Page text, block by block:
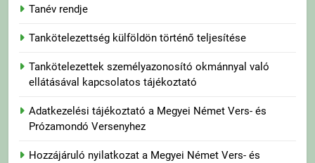
Tanév rendje
Tankötelezettség külföldön történő teljesítése
Tankötelezettek személyazonosító okmánnyal való
ellátásával kapcsolatos tájékoztató
Adatkezelési tájékoztató a Megyei Német Vers- és
Prózamondó Versenyhez
Hozzájáruló nyilatkozat a Megyei Német Vers- és